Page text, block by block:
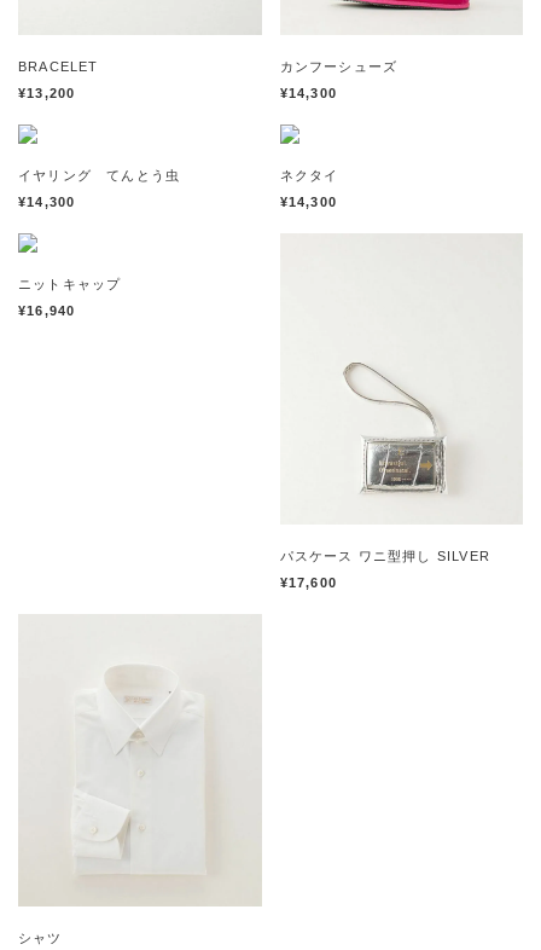
BRACELET
¥13,200
カンフーシューズ
¥14,300
イヤリング てんとう虫
¥14,300
ネクタイ
¥14,300
ニットキャップ
¥16,940
パスケース ワニ型押し SILVER
¥17,600
シャツ